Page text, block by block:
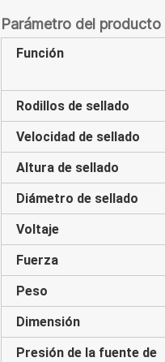
Parámetro del producto
Función
Rodillos de sellado
Velocidad de sellado
Altura de sellado
Diámetro de sellado
Voltaje
Fuerza
Peso
Dimensión
Presión de la fuente de